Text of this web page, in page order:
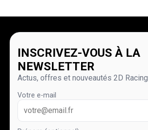
INSCRIVEZ-VOUS À LA
NEWSLETTER
Actus, offres et nouveautés 2D Racing.
Votre e-mail